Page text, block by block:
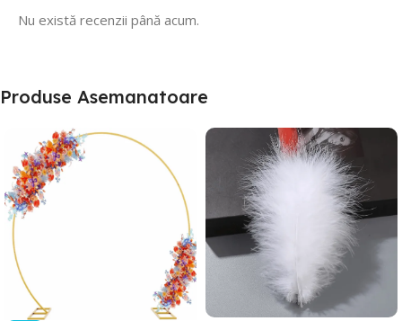
Nu există recenzii până acum.
Produse Asemanatoare